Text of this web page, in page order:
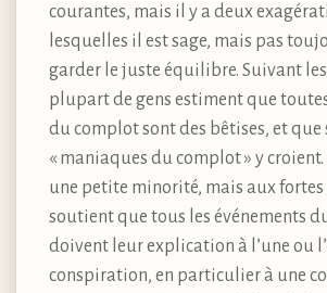
courantes, mais il y a deux
lesquelles il est sage, mais pas
garder le juste équilibre. Suivant
plupart de gens estiment que
du complot sont des bêtises, et que
« maniaques du complot » y
une petite minorité, mais aux
soutient que tous les événements
doivent leur explication à l’une ou
conspiration, en particulier à une